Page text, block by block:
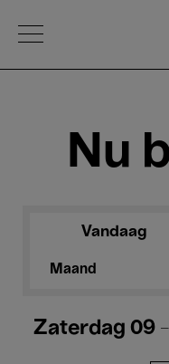
Open Menu
Nu
Vandaag
Maand
Zaterdag 09